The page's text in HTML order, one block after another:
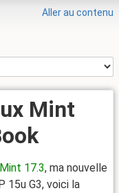
Aller au contenu
Mint
17.3, ma nouvelle
15u G3, voici la